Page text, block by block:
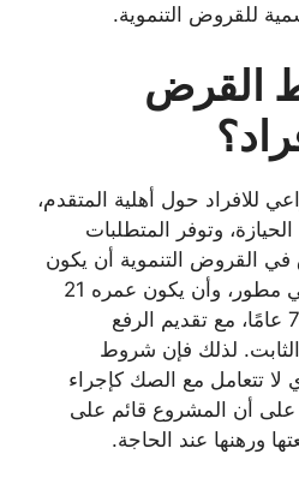
للقروض التنموية.
القرض
للافراد حول أهلية المتقدم،
وتوفر المتطلبات
في القروض التنموية أن يكون
لدى المتقدم سجل زراعي مطور، وأن يكون عمره 21
عامًا فأكثر ولا يزيد عن 75 عامًا، مع تقديم الرفع
لذلك فإن شروط
لا تتعامل مع الصك كإجراء
أن المشروع قائم على
ورهنها عند الحاجة.